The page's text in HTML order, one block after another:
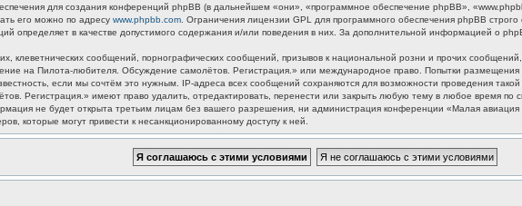
для создания конференций phpBB (в дальнейшем «они», «программное обеспечение phpBB»,
его можно по адресу www.phpbb.com . Ограничения лицензии GPL для программного обеспечения phpBB
определяет в качестве допустимого содержания и/или поведения в них. За дополнительной информацией о
клеветнических сообщений, порнографических сообщений, призывов к национальной розни и прочих
на Пилота-любителя. Обсуждение самолётов. Регистрация.» или международное право. Попытки
если мы сочтём это нужным. IP-адреса всех сообщений сохраняются для возможности проведения
Регистрация.» имеют право удалить, отредактировать, перенести или закрыть любую тему в любое время по
не будет открыта третьим лицам без вашего разрешения, ни администрация конференции «Малая
которые могут привести к несанкционированному доступу к ней.